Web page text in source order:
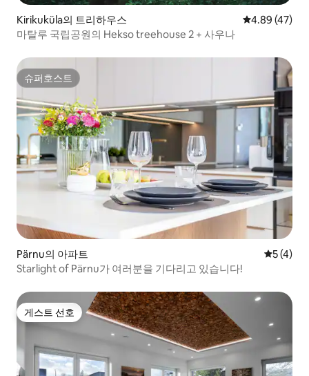
Kirikuküla의 트리하우스 평점 4.89점(5
4.89 (47)
마탈루 국립공원의 Hekso treehouse 2 + 사우나
슈퍼호스트
슈퍼호스트
Pärnu의 아파트 평점 5점
5 (4)
Starlight of Pärnu가 여러분을 기다리고 있습니다!
게스트 선호
게스트 선호